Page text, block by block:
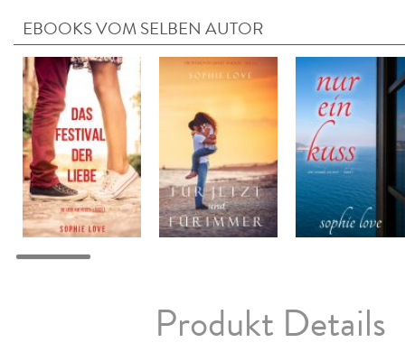
EBOOKS VOM SELBEN AUTOR
Produkt Details